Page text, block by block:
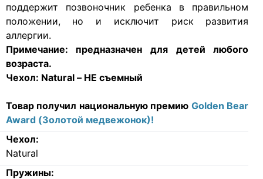
поддержит позвоночник ребенка в правильном
положении, но и исключит риск развития
аллергии.
Примечание: предназначен для детей любого
возраста.
Чехол: Natural – НЕ съемный
Товар получил национальную премию Golden Bear
Award (Золотой медвежонок)!
Чехол:
Natural
Пружины: